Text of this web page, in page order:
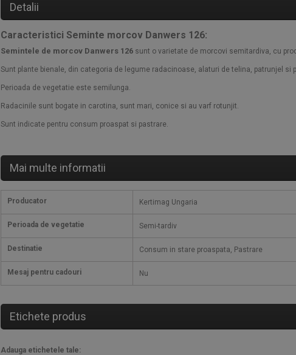
Detalii
Caracteristici Seminte morcov Danwers 126:
Semintele de morcov Danwers 126 sunt o varietate de morcovi semitardiva, cu
Sunt plante bienale, din categoria de legume radacinoase, alaturi de telina, patrunjel si
Perioada de vegetatie este semilunga.
Radacinile sunt bogate in carotina, sunt mari, conice si au varf rotunjit.
Sunt indicate pentru consum proaspat si pastrare.
Mai multe informatii
Producator Kertimag Ungaria
Perioada de vegetatie Semi-tardiv
Destinatie Consum in stare proaspata, Pastrare
Mesaj pentru cadouri Nu
Etichete produs
Adauga etichetele tale: